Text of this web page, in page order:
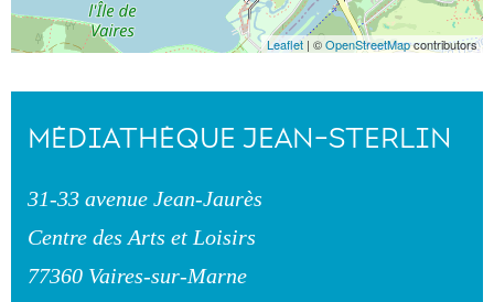
Leaflet | ©OpenStreetMapcontributors
MÉDIATHÈQUE JEAN-STERLIN
31-33 avenue Jean-Jaurès
Centre des Arts et Loisirs
77360 Vaires-sur-Marne